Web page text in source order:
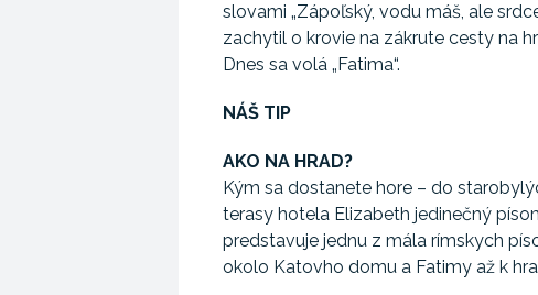
slovami „Zápoľský, vodu máš, ale
zachytil o krovie na zákrute cesty na
Dnes sa volá „Fatima“.
NÁŠ TIP
AKO NA HRAD?
Kým sa dostanete hore – do
terasy hotela Elizabeth jedinečný
predstavuje jednu z mála rímskych
okolo Katovho domu a Fatimy až k